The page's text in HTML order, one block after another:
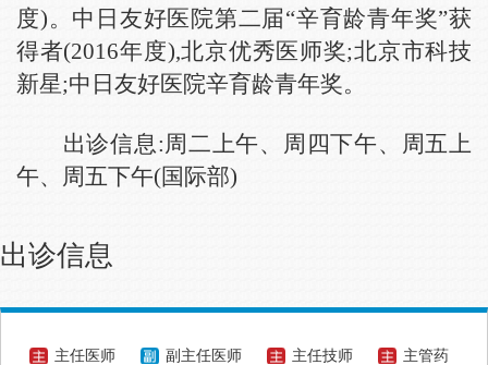
度)。中日友好医院第二届“辛育龄青年奖”获
得者(2016年度),北京优秀医师奖;北京市科技
新星;中日友好医院辛育龄青年奖。
出诊信息:周二上午、周四下午、周五上
午、周五下午(国际部)
出诊信息
主任医师 副主任医师 主任技师
主管药